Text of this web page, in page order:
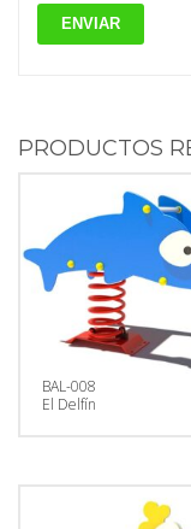
PRODUCTOS
BAL-008
El Delfín